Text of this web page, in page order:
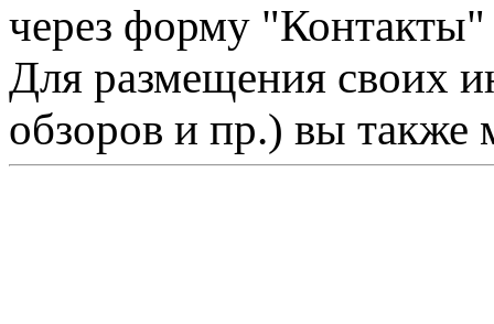
через форму "Контакты"
Для размещения своих
обзоров и пр.) вы также